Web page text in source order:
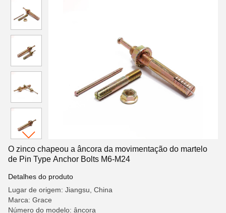
O zinco chapeou a âncora da movimentação do martelo
de Pin Type Anchor Bolts M6-M24
Detalhes do produto
Lugar de origem: Jiangsu, China
Marca: Grace
Número do modelo: âncora